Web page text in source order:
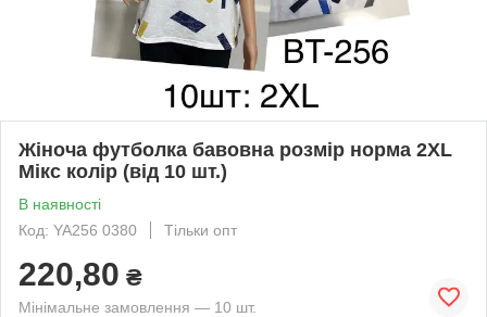
Жіноча футболка бавовна розмір норма 2XL
Мікс колір (від 10 шт.)
В наявності
Код: YA256 0380
Тільки опт
220,80 ₴
Мінімальне замовлення — 10 шт.